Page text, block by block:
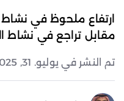
ارتفاع ملحوظ في نشاط
مقابل تراجع في نشاط
تم النشر في يوليو. 31, 2025